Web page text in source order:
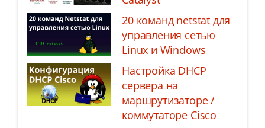
20 команд netstat для
управления сетью
Linux и Windows
Настройка DHCP
сервера на
маршрутизаторе /
коммутаторе Cisco